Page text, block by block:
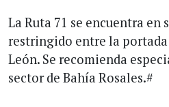
La Ruta 71 se encuentra
restringido entre la portada
León. Se recomienda
sector de Bahía Rosales.#